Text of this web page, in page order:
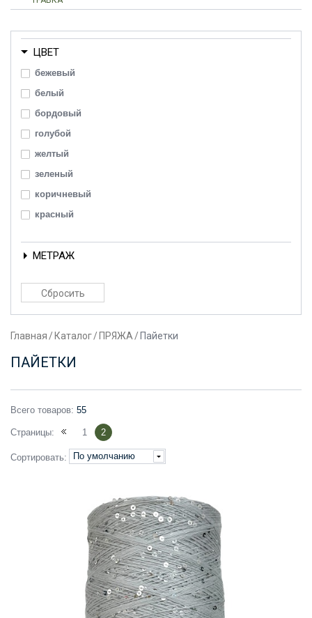
ЦВЕТ
бежевый
белый
бордовый
голубой
желтый
зеленый
коричневый
красный
розовый
синий
черный
МЕТРАЖ
Главная/ Каталог/ ПРЯЖА/ Пайетки
ПАЙЕТКИ
Всего товаров: 55
Страницы: 1 2
Сортировать: По умолчанию